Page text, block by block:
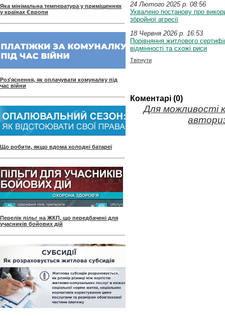
Яка мінімальна температура у приміщеннях
у країнах Європи
Роз'яснення, як оплачувати комуналку під
час війни
Що робити, якщо вдома холодні батареї
Перелік пільг на ЖКП, що передбачені для
учасників бойових дій
24 Лютого 2025 p. 08:56
Ухвалено постанову про
збройної агресії
18 Червня 2026 p. 16:53
Порівняння житлового
відмінності та схожі риси
Твітнути
Коментарі (0)
Для можливості